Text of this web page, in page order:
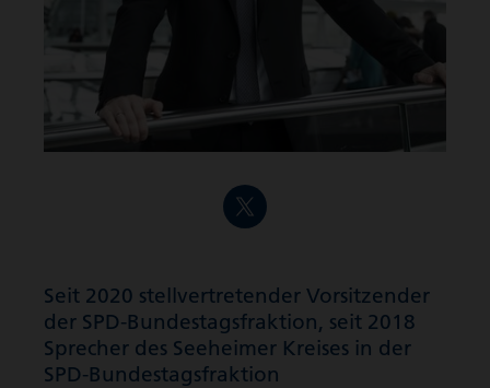
Seit 2020 stell­ver­tre­tender Vorsitzender
der SPD-Bundes­tags­frak­tion, seit 2018
Sprecher des Seeheimer Kreises in der
SPD-Bundes­tags­frak­tion